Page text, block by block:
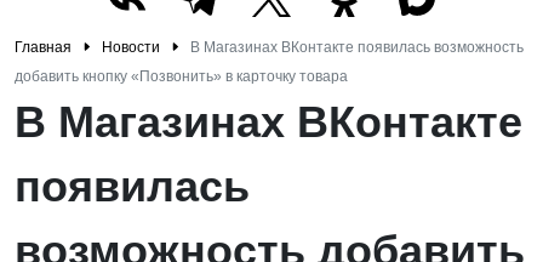
Главная Новости
В Магазинах ВКонтакте появилась возможность
добавить кнопку «Позвонить» в карточку товара
В Магазинах ВКонтакте
появилась
возможность добавить